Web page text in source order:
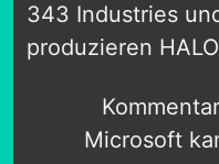
343 Industries
produzieren
Microsoft